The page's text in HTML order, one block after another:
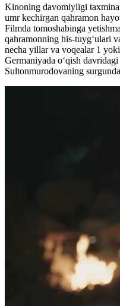
Kinoning davomiyligi
umr kechirgan qahramon
Filmda tomoshabinga
qahramonning his-tuygʻulari
necha yillar va voqealar 1
Germaniyada oʻqish
Sultonmurodovaning